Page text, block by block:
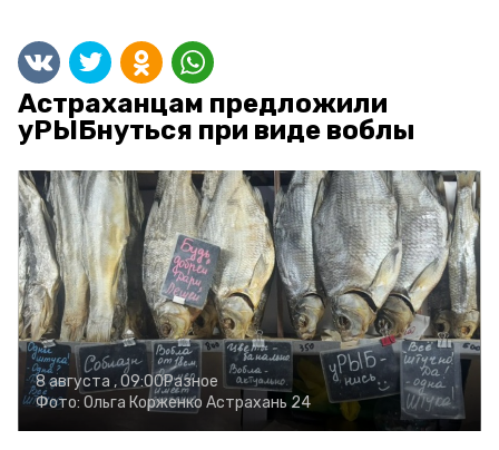
Астраханцам предложили
уРЫБнуться при виде воблы
8 августа , 09:00Разное
Фото: Ольга Корженко Астрахань 24